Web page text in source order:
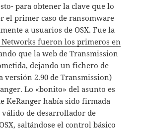
para obtener la clave que lo
el primer caso de ransomware
a usuarios de OSX. Fue la
fueron los primeros en
que la web de Transmission
dejando un fichero de
versión 2.90 de Transmission)
Lo «bonito» del asunto es
KeRanger había sido firmada
de desarrollador de
saltándose el control básico